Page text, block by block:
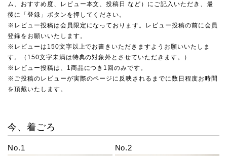
ム、おすすめ度、レビュー本文、投稿日 など）にご記入いただき、最
後に「登録」ボタンを押してください。
※レビュー投稿は会員限定になっております。レビュー投稿の前に会員
登録をお願いいたします。
※レビューは150文字以上でお書きいただきますようお願いいたしま
す。（150文字未満は特典の対象外とさせていただきます。）
※レビュー投稿は、1商品につき1回のみです。
※ご投稿のレビューが実際のページに反映されるまでに数日程度お時間
を頂戴いたします。
今、着ごろ
No.1 No.2